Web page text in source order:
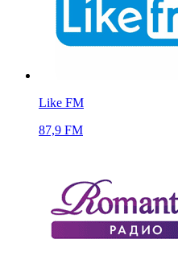
Like FM
87,9 FM